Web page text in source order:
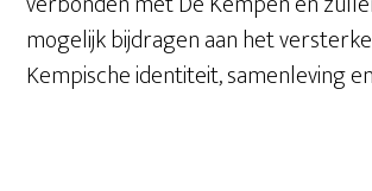
mogelijk bijdragen aan het
Kempische identiteit, samenleving